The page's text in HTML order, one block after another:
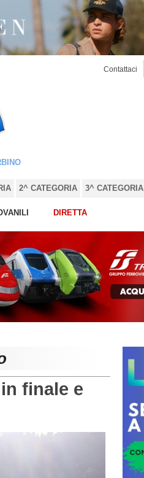
Contattaci
2^ CATEGORIA 3^ CATEGORIA
DIRETTA
finale e